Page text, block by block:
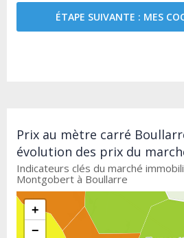
ÉTAPE SUIVANTE : MES
Prix au mètre carré
évolution des prix du
Indicateurs clés du marché
Montgobert à Boullarre
+
−